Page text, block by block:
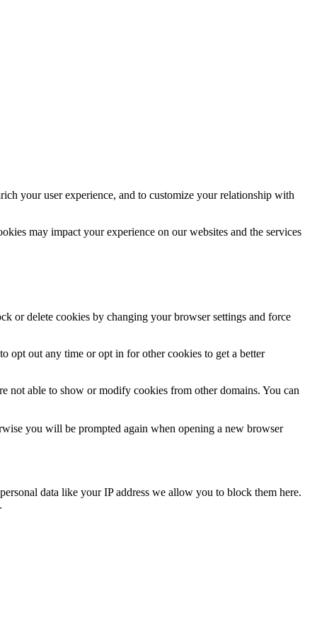
your user experience, and to customize your relationship with
may impact your experience on our websites and the services
or delete cookies by changing your browser settings and force
opt out any time or opt in for other cookies to get a better
not able to show or modify cookies from other domains. You can
you will be prompted again when opening a new browser
data like your IP address we allow you to block them here.